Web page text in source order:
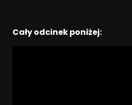
Cały odcinek poniżej: